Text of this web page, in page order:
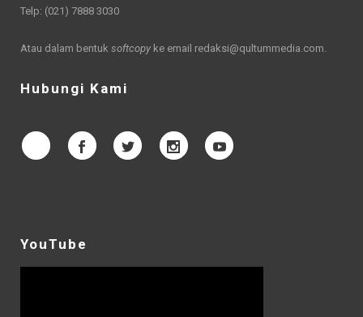
Telp: (021) 7888 3030
Atau dalam bentuk softcopy ke email redaksi@qultummedia.com.
Hubungi Kami
YouTube